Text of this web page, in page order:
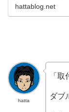
hattablog.net
hatta
「
ダブ